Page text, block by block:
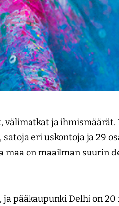
välimatkat ja ihmismäärät.
eri uskontoja ja 29
on maailman suurin
pääkaupunki Delhi on